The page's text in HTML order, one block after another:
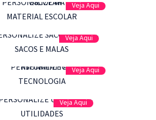
Veja Aqui
MATERIAL ESCOLAR
Veja Aqui
SACOS E MALAS
Veja Aqui
TECNOLOGIA
Veja Aqui
UTILIDADES